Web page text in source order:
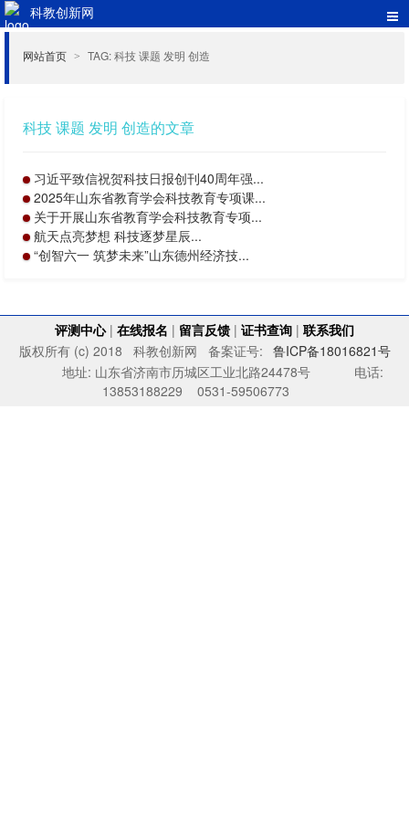
科教创新网
网站首页 > TAG: 科技 课题 发明 创造
科技 课题 发明 创造的文章
习近平致信祝贺科技日报创刊40周年强...
2025年山东省教育学会科技教育专项课...
关于开展山东省教育学会科技教育专项...
航天点亮梦想 科技逐梦星辰...
“创智六一 筑梦未来”山东德州经济技...
评测中心| 在线报名 | 留言反馈 | 证书查询 | 联系我们
版权所有 (c) 2018 科教创新网 备案证号: 鲁ICP备18016821号
地址: 山东省济南市历城区工业北路24478号 电话:
13853188229 0531-59506773